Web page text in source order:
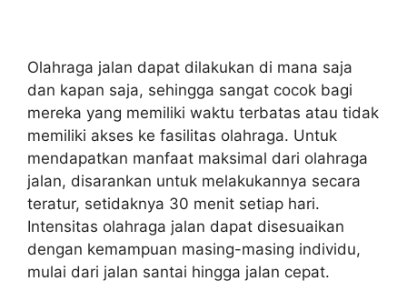
Olahraga jalan dapat dilakukan di mana saja
dan kapan saja, sehingga sangat cocok bagi
mereka yang memiliki waktu terbatas atau tidak
memiliki akses ke fasilitas olahraga. Untuk
mendapatkan manfaat maksimal dari olahraga
jalan, disarankan untuk melakukannya secara
teratur, setidaknya 30 menit setiap hari.
Intensitas olahraga jalan dapat disesuaikan
dengan kemampuan masing-masing individu,
mulai dari jalan santai hingga jalan cepat.